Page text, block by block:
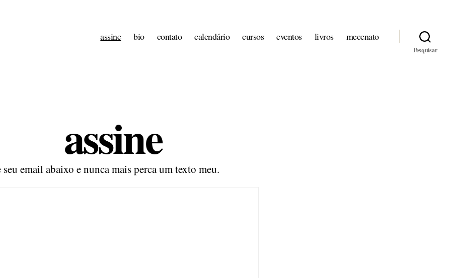
assine bio contato calendário cursos eventos livros mecenato
Pesquisar
assine
email abaixo e nunca mais perca um texto meu.